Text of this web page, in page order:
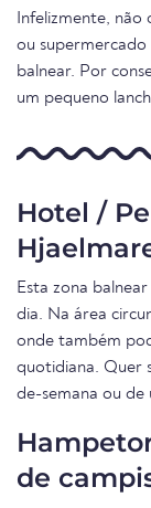
Infelizmente, não
ou supermercado
balnear. Por
um pequeno
Hotel /
Esta zona
dia. Na área
onde também
quotidiana. Quer
de-semana ou de
de